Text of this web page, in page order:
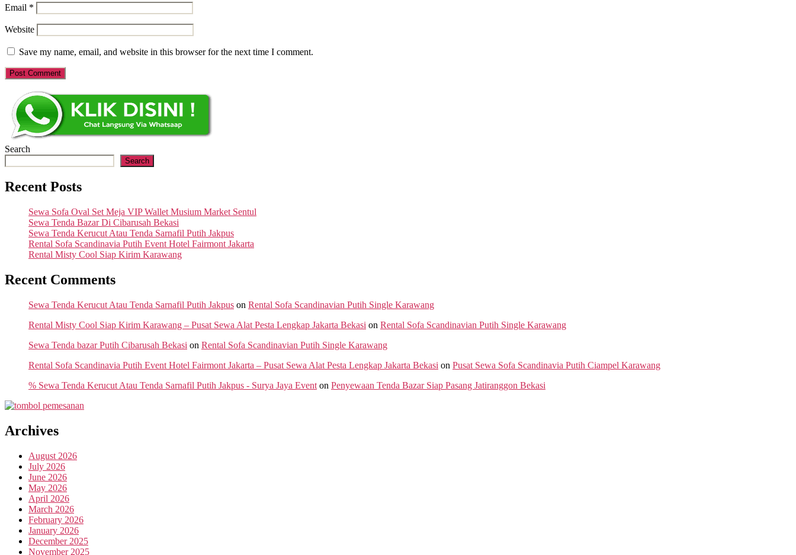
Email *
Website
Save my name, email, and website in this browser for the next time I comment.
Search
Search
Recent Posts
Sewa Sofa Oval Set Meja VIP Wallet Musium Market Sentul
Sewa Tenda Bazar Di Cibarusah Bekasi
Sewa Tenda Kerucut Atau Tenda Sarnafil Putih Jakpus
Rental Sofa Scandinavia Putih Event Hotel Fairmont Jakarta
Rental Misty Cool Siap Kirim Karawang
Recent Comments
Sewa Tenda Kerucut Atau Tenda Sarnafil Putih Jakpus on Rental Sofa Scandinavian Putih Single Karawang
Rental Misty Cool Siap Kirim Karawang – Pusat Sewa Alat Pesta Lengkap Jakarta Bekasi on Rental Sofa Scandinavian Putih Single Karawang
Sewa Tenda bazar Putih Cibarusah Bekasi on Rental Sofa Scandinavian Putih Single Karawang
Rental Sofa Scandinavia Putih Event Hotel Fairmont Jakarta – Pusat Sewa Alat Pesta Lengkap Jakarta Bekasi on Pusat Sewa Sofa Scandinavia Putih Ciampel Karawang
% Sewa Tenda Kerucut Atau Tenda Sarnafil Putih Jakpus - Surya Jaya Event on Penyewaan Tenda Bazar Siap Pasang Jatiranggon Bekasi
Archives
August 2026
July 2026
June 2026
May 2026
April 2026
March 2026
February 2026
January 2026
December 2025
November 2025